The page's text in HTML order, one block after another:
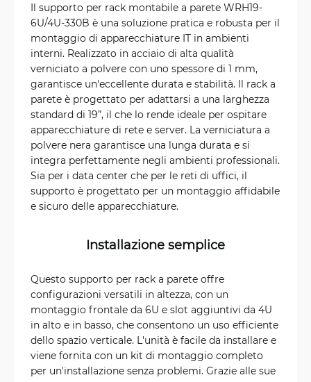
Il supporto per rack montabile a parete WRH19-
6U/4U-330B è una soluzione pratica e robusta per il
montaggio di apparecchiature IT in ambienti
interni. Realizzato in acciaio di alta qualità
verniciato a polvere con uno spessore di 1 mm,
garantisce un'eccellente durata e stabilità. Il rack a
parete è progettato per adattarsi a una larghezza
standard di 19”, il che lo rende ideale per ospitare
apparecchiature di rete e server. La verniciatura a
polvere nera garantisce una lunga durata e si
integra perfettamente negli ambienti professionali.
Sia per i data center che per le reti di uffici, il
supporto è progettato per un montaggio affidabile
e sicuro delle apparecchiature.
Installazione semplice
Questo supporto per rack a parete offre
configurazioni versatili in altezza, con un
montaggio frontale da 6U e slot aggiuntivi da 4U
in alto e in basso, che consentono un uso efficiente
dello spazio verticale. L'unità è facile da installare e
viene fornita con un kit di montaggio completo
per un'installazione senza problemi. Grazie alle sue